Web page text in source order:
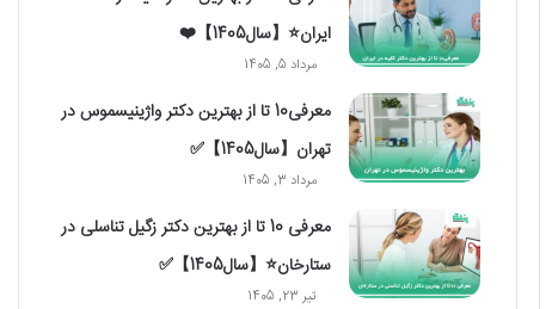
ایران⭐【سال1405】❤️
مرداد 5, 1405
معرفی10 تا از بهترین دکتر واژینیسموس در
تهران【سال1405】✅
مرداد 3, 1405
معرفی 10 تا از بهترین دکتر زگیل تناسلی در
ستارخان⭐【سال1405】✅
تیر 23, 1405